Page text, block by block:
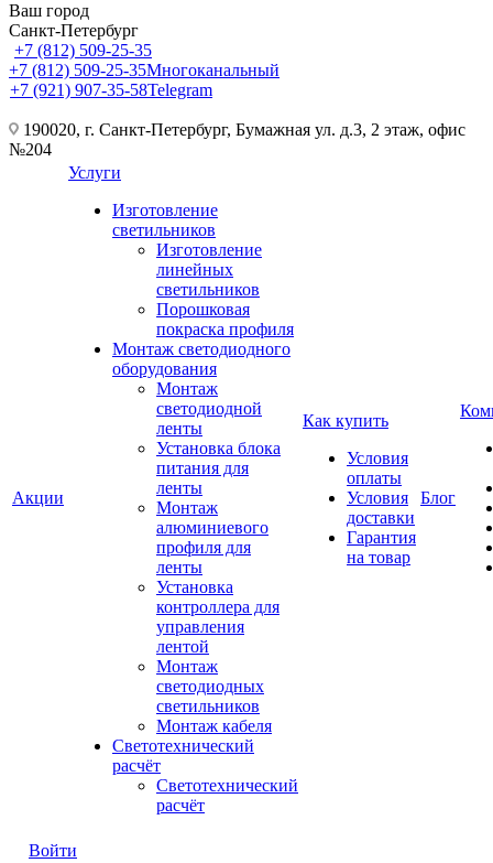
Ваш город
Санкт-Петербург
+7 (812) 509-25-35
+7 (812) 509-25-35Многоканальный
+7 (921) 907-35-58Telegram
190020, г. Санкт-Петербург, Бумажная ул. д.3, 2 этаж, офис
№204
Акции
Услуги
Изготовление
светильников
Изготовление
линейных
светильников
Порошковая
покраска профиля
Монтаж светодиодного
оборудования
Монтаж
светодиодной
ленты
Установка блока
питания для
ленты
Монтаж
алюминиевого
профиля для
ленты
Установка
контроллера для
управления
лентой
Монтаж
светодиодных
светильников
Монтаж кабеля
Светотехнический
расчёт
Светотехнический
расчёт
Как купить
Условия
оплаты
Условия
доставки
Гарантия
на товар
Блог
Войти